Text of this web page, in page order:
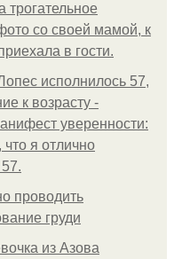
трогательное
со своей мамой, к
в гости.
исполнилось 57,
к возрасту -
уверенности:
что я отлично
проводить
груди
из Азoвa